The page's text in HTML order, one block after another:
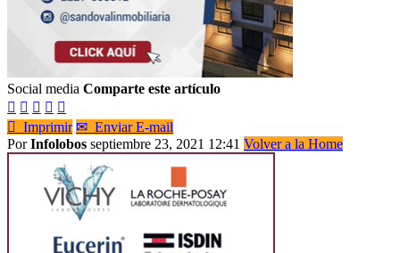
Social media Comparte este artículo
    
 Imprimir ✉ Enviar E-mail
PorInfolobos septiembre 23, 2021 12:41 Volver a la Home